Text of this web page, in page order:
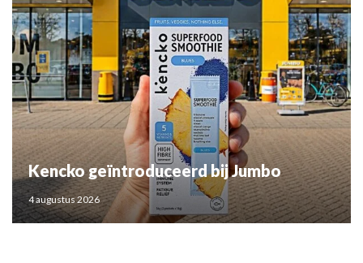
Kencko geïntroduceerd bij Jumbo
4 augustus 2026